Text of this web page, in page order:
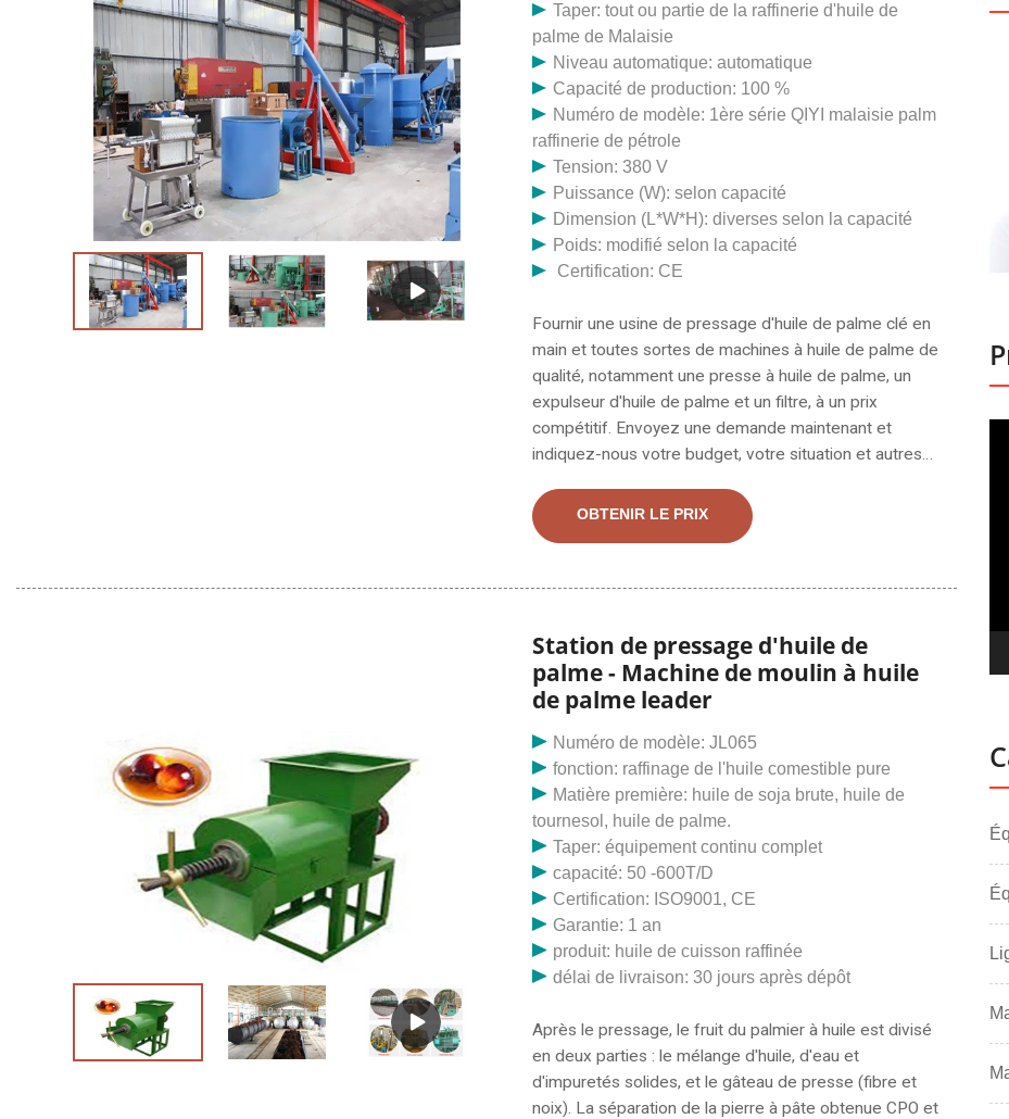
Taper: tout ou partie de la raffinerie d'huile de
palme de Malaisie
Niveau automatique: automatique
Capacité de production: 100 %
Numéro de modèle: 1ère série QIYI malaisie palm
raffinerie de pétrole
Tension: 380 V
Puissance (W): selon capacité
Dimension (L*W*H): diverses selon la capacité
Poids: modifié selon la capacité
Certification: CE
Fournir une usine de pressage d'huile de palme clé en
main et toutes sortes de machines à huile de palme de
qualité, notamment une presse à huile de palme, un
expulseur d'huile de palme et un filtre, à un prix
compétitif. Envoyez une demande maintenant et
indiquez-nous votre budget, votre situation et autres
par étape dans le démarrage d’une activité de
pressage et de raffinage d’huile de palme. Machine de
huile de palme | Expulseur d'huile de palme HJ-P50
Tension : 180-240 V Dimensions de l'emballage : 110 x
100 x 110 cm Capacité : 15 à 20 kg de matière
première/h Sortie : 7 à 10 kg/h d'huile Poids net : 165
kg S nous avons également de nombreux autres types
de presse à huile, bienvenue à me contacter
Application Presse à huile utilisée pour: colza, graines,
soja, arachide, poivre Après pressage, le fruit du
palmier à huile est divisé en deux parties: le mélange
d'huile , l'eau et les impuretés solides, ainsi que le
gâteau de presse (fibres et noix). La séparation de la
pierre à pâte obtenue CPO et pierre, la machine de
presse adopte la décharge continue et l'hydraulique à
double hélice à double vis, améliorant
considérablement l'efficacité de la production. Après le
parties : le mélange d'huile, d'eau et d'impuretés
solides, et le gâteau de presse (fibre et noix). La
séparation de la pierre à pâte obtenue CPO et pierre, la
machine de presse adopte la décharge continue et
OBTENIR LE PRIX
Station de pressage d'huile de
palme - Machine de moulin à huile
de palme leader
Numéro de modèle: JL065
fonction: raffinage de l'huile comestible pure
Matière première: huile de soja brute, huile de
tournesol, huile de palme.
Taper: équipement continu complet
capacité: 50 -600T/D
Certification: ISO9001, CE
Garantie: 1 an
produit: huile de cuisson raffinée
délai de livraison: 30 jours après dépôt
Après le pressage, le fruit du palmier à huile est divisé
en deux parties : le mélange d'huile, d'eau et
d'impuretés solides, et le gâteau de presse (fibre et
noix). La séparation de la pierre à pâte obtenue CPO et